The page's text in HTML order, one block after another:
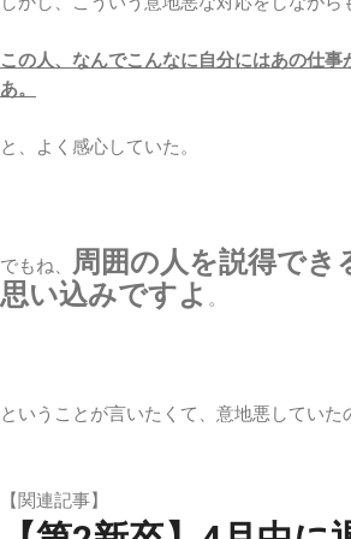
この人、なんでこんなに自分にはあの仕
あ。
と、よく感心していた。
でもね、 周囲の人を説得でき
思い込みですよ 。
ということが言いたくて、意地悪していた
【関連記事】